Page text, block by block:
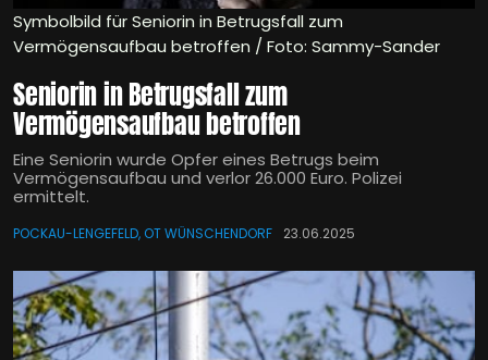
Symbolbild für Seniorin in Betrugsfall zum
Vermögensaufbau betroffen / Foto: Sammy-Sander
Seniorin in Betrugsfall zum
Vermögensaufbau betroffen
Eine Seniorin wurde Opfer eines Betrugs beim
Vermögensaufbau und verlor 26.000 Euro. Polizei
ermittelt.
POCKAU-LENGEFELD, OT WÜNSCHENDORF 23.06.2025